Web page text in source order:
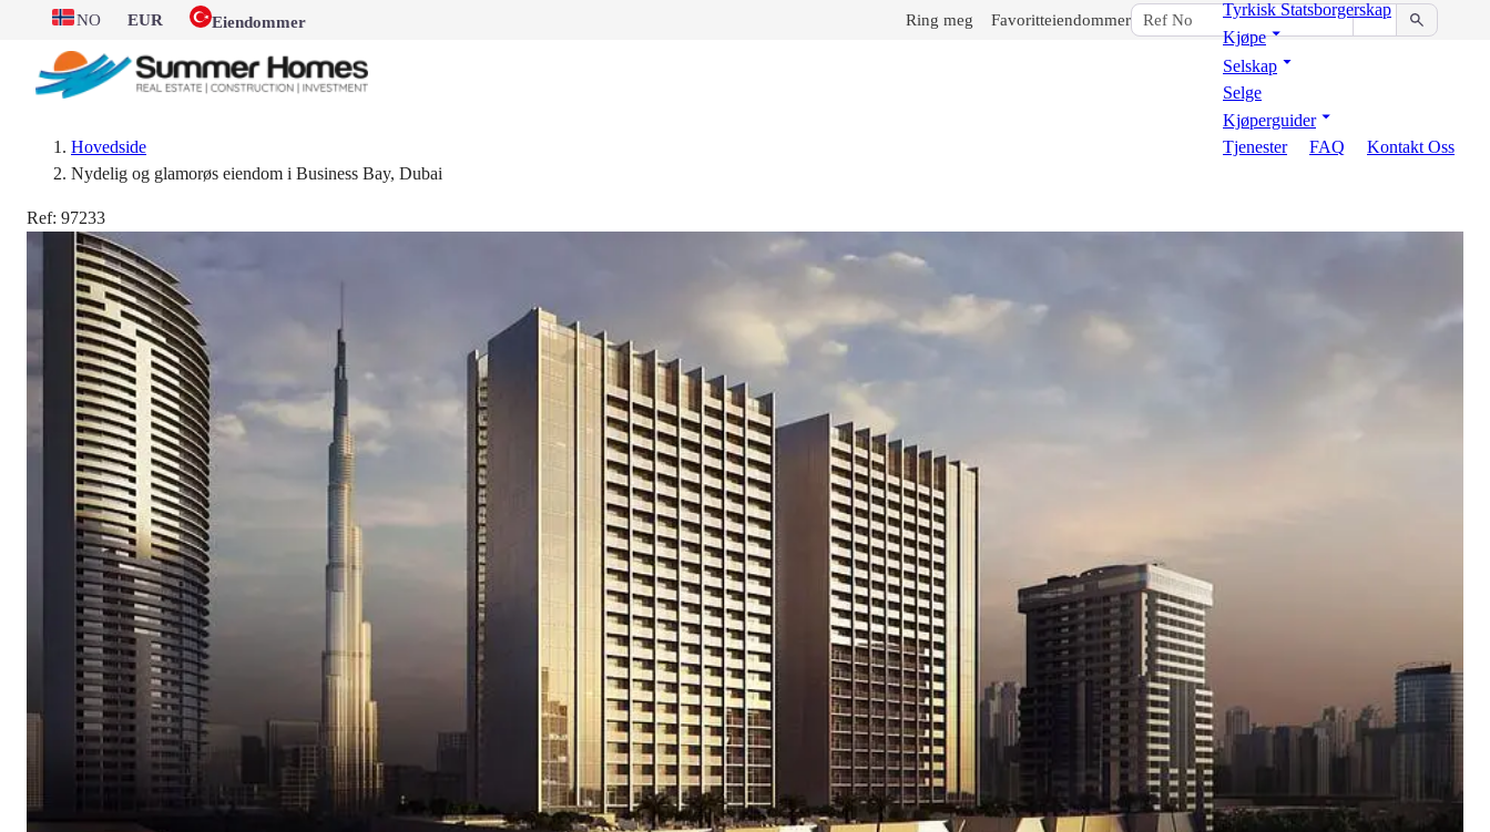
NO EUR Eiendommer Ring meg Favoritteiendommer
Tyrkisk Statsborgerskap
Kjøpe
Selskap
Selge
Kjøperguider
Tjenester
FAQ Kontakt Oss
Hovedside
Nydelig og glamorøs eiendom i Business Bay, Dubai
Ref: 97233